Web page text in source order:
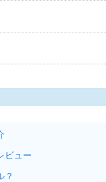
ビュー
？